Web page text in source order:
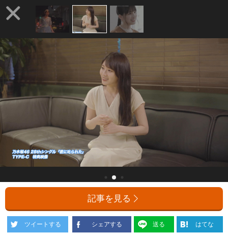
記事を見る
ツイートする シェアする 送る はてな